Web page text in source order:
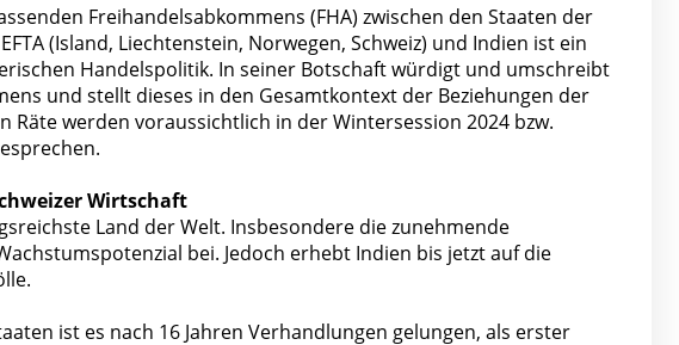
Freihandelsabkommens (FHA) zwischen den Staaten der
(Island, Liechtenstein, Norwegen, Schweiz) und Indien ist ein
Handelspolitik. In seiner Botschaft würdigt und umschreibt
und stellt dieses in den Gesamtkontext der Beziehungen der
Räte werden voraussichtlich in der Wintersession 2024 bzw.
Wirtschaft
Land der Welt. Insbesondere die zunehmende
bei. Jedoch erhebt Indien bis jetzt auf die
ist es nach 16 Jahren Verhandlungen gelungen, als erster